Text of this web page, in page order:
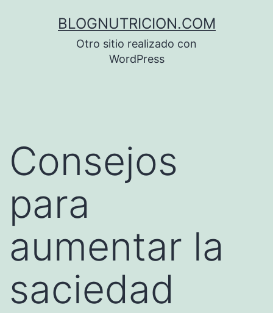
BLOGNUTRICION.COM
Otro sitio realizado con
WordPress
Consejos
para
aumentar la
saciedad